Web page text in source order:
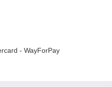
- WayForPay